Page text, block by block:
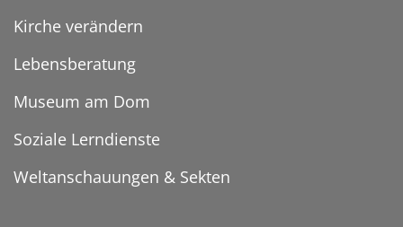
Kirche verändern
Lebensberatung
Museum am Dom
Soziale Lerndienste
Weltanschauungen & Sekten